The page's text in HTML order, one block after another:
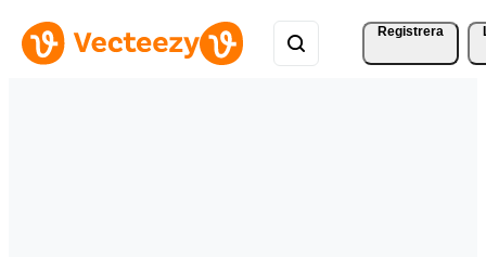
Registrera